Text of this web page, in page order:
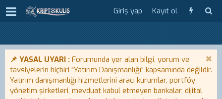
Giriş yap Kayıt ol
📌 YASAL UYARI : Forumunda yer alan bilgi, yorum ve
tavsiyelerin hiçbiri "Yatırım Danışmanlığı" kapsamında değildir.
Yatırım danışmanlığı hizmetlerini aracı kurumlar, portföy
yönetim şirketleri, mevduat kabul etmeyen bankalar, dijital